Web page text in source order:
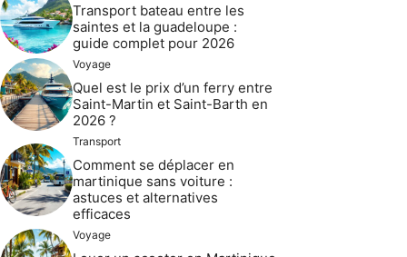
Transport bateau entre les
saintes et la guadeloupe :
guide complet pour 2026
Voyage
Quel est le prix d’un ferry entre
Saint-Martin et Saint-Barth en
2026 ?
Transport
Comment se déplacer en
martinique sans voiture :
astuces et alternatives
efficaces
Voyage